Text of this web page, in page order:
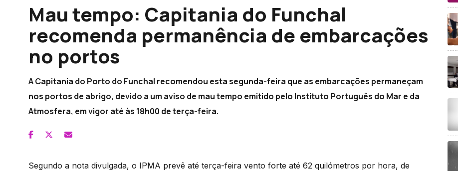
Mau tempo: Capitania do Funchal
recomenda permanência de embarcações
no portos
A Capitania do Porto do Funchal recomendou esta segunda-feira que as embarcações permaneçam
nos portos de abrigo, devido a um aviso de mau tempo emitido pelo Instituto Português do Mar e da
Atmosfera, em vigor até às 18h00 de terça-feira.
Segundo a nota divulgada, o IPMA prevê até terça-feira vento forte até 62 quilómetros por hora, de